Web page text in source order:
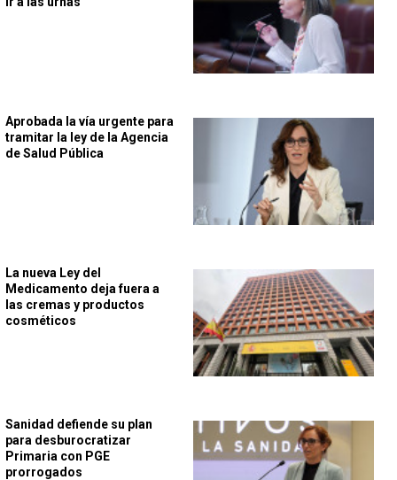
Aprobada la vía urgente para
tramitar la ley de la Agencia
de Salud Pública
La nueva Ley del
Medicamento deja fuera a
las cremas y productos
cosméticos
Sanidad defiende su plan
para desburocratizar
Primaria con PGE
prorrogados